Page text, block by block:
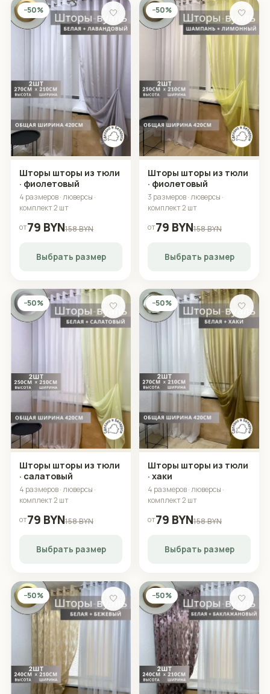
−50% 🤍
Шторы шторы из тюли
· фиолетовый
4 размеров · люверсы ·
комплект 2 шт
от79 BYN158 BYN
Выбрать размер
−50% 🤍
Шторы шторы из тюли
· фиолетовый
3 размеров · люверсы ·
комплект 2 шт
от79 BYN158 BYN
Выбрать размер
−50% 🤍
Шторы шторы из тюли
· салатовый
4 размеров · люверсы ·
комплект 2 шт
от79 BYN158 BYN
Выбрать размер
−50% 🤍
Шторы шторы из тюли
· хаки
4 размеров · люверсы ·
комплект 2 шт
от79 BYN158 BYN
Выбрать размер
−50% 🤍 −50% 🤍